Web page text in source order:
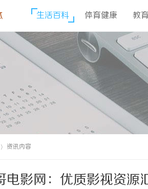
生活百科 体育健康 教
资讯内容
电影网：优质影视资源